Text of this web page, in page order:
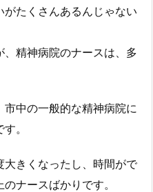
たくさんあるんじゃない
精神病院のナースは、多
中の一般的な精神病院に
。
きくなったし、時間がで
ナースばかりです。